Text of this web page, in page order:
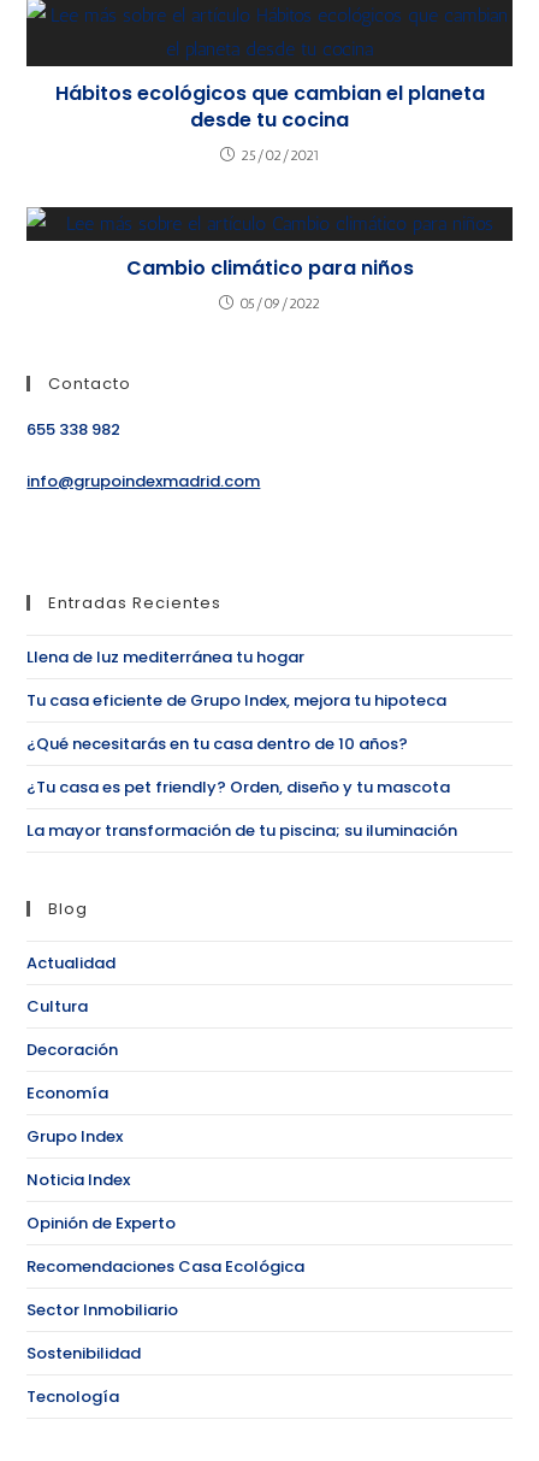
Hábitos ecológicos que cambian el planeta
desde tu cocina
25/02/2021
Cambio climático para niños
05/09/2022
Contacto
655 338 982
info@grupoindexmadrid.com
Entradas Recientes
Llena de luz mediterránea tu hogar
Tu casa eficiente de Grupo Index, mejora tu hipoteca
¿Qué necesitarás en tu casa dentro de 10 años?
¿Tu casa es pet friendly? Orden, diseño y tu mascota
La mayor transformación de tu piscina; su iluminación
Blog
Actualidad
Cultura
Decoración
Economía
Grupo Index
Noticia Index
Opinión de Experto
Recomendaciones Casa Ecológica
Sector Inmobiliario
Sostenibilidad
Tecnología